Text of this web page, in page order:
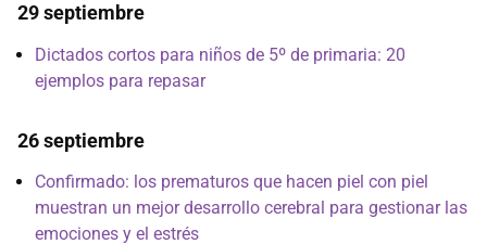
29 septiembre
Dictados cortos para niños de 5º de primaria: 20
ejemplos para repasar
26 septiembre
Confirmado: los prematuros que hacen piel con piel
muestran un mejor desarrollo cerebral para gestionar las
emociones y el estrés